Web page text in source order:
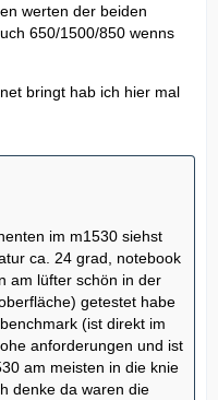
werten der beiden
650/1500/850 wenns
bringt hab ich hier mal
im m1530 siehst
ca. 24 grad, notebook
am lüfter schön in der
getestet habe
(ist direkt im
anforderungen und ist
am meisten in die knie
denke da waren die